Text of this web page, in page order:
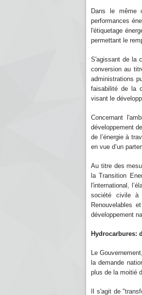
Dans le même
performances
l'étiquetage
permettant le
S'agissant de la
conversion au
administrations
faisabilité de la
visant le
Concernant
développement
de l’énergie à
en vue d’un
Au titre des
la Transition
l'international,
société civile à
Renouvelables
développement
Hydrocarbures:
Le
la demande
plus de la moitié
Il s'agit de